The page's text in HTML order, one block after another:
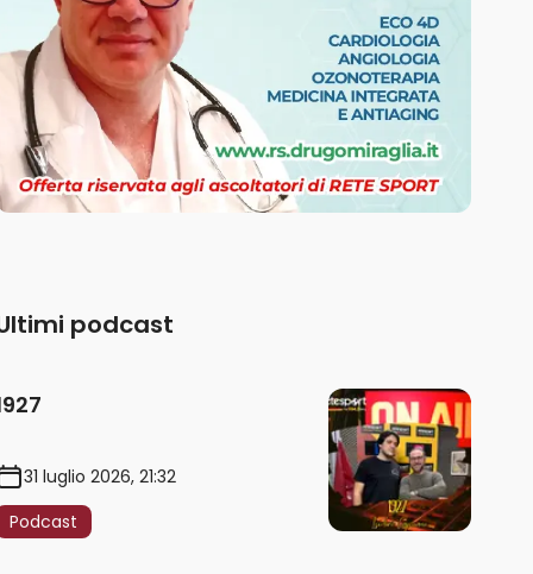
podcast
31 luglio 2026, 21:32
Podcast